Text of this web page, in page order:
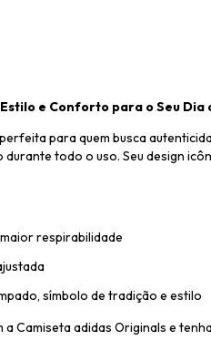
e Conforto para o Seu Dia
para quem busca
todo o uso. Seu design
respirabilidade
símbolo de tradição e estilo
Camiseta adidas Originals e